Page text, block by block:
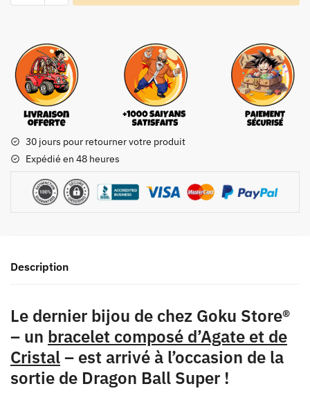
30 jours pour retourner votre produit
Expédié en 48 heures
Description
Le dernier bijou de chez Goku Store®
– un bracelet composé d’Agate et de
Cristal– est arrivé à l’occasion de la
sortie de Dragon Ball Super !